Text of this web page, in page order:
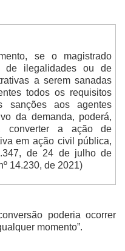
se o magistrado
de ilegalidades ou de
a serem sanadas
todos os requisitos
sanções aos agentes
da demanda, poderá,
converter a ação de
em ação civil pública,
de 24 de julho de
14.230, de 2021)
poderia ocorrer
momento”.